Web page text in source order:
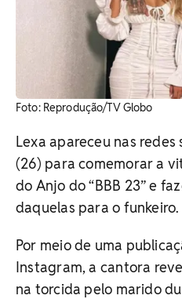
Foto: Reprodução/TV Globo
Lexa apareceu nas
(26) para comemorar a
do Anjo do “BBB 23” e
daquelas para o funkeiro.
Por meio de uma
Instagram, a cantora
na torcida pelo marido